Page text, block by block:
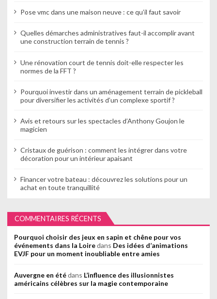
Pose vmc dans une maison neuve : ce qu’il faut savoir
Quelles démarches administratives faut-il accomplir avant
une construction terrain de tennis ?
Une rénovation court de tennis doit-elle respecter les
normes de la FFT ?
Pourquoi investir dans un aménagement terrain de pickleball
pour diversifier les activités d’un complexe sportif ?
Avis et retours sur les spectacles d’Anthony Goujon le
magicien
Cristaux de guérison : comment les intégrer dans votre
décoration pour un intérieur apaisant
Financer votre bateau : découvrez les solutions pour un
achat en toute tranquillité
COMMENTAIRES RÉCENTS
Pourquoi choisir des jeux en sapin et chêne pour vos
événements dans la Loiredans Des idées d’animations
EVJF pour un moment inoubliable entre amies
Auvergne en étédans L’influence des illusionnistes
américains célèbres sur la magie contemporaine